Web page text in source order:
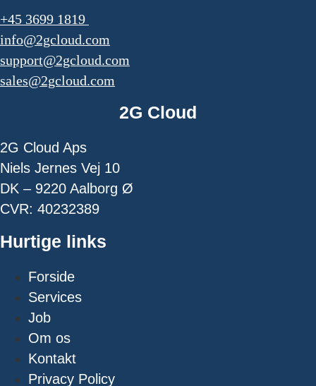
+45 3699 1819
info@2gcloud.com
support@2gcloud.com
sales@2gcloud.com
2G Cloud
2G Cloud Aps
Niels Jernes Vej 10
DK – 9220 Aalborg Ø
CVR: 40232389
Hurtige links
Forside
Services
Job
Om os
Kontakt
Privacy Policy